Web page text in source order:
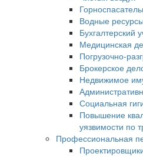
Водные ресурсы
Бухгалтерский
Медицинская
Погрузочно-
Брокерское
Недвижимое
Социальная
Повышение
уязвимости по
Профессиональная